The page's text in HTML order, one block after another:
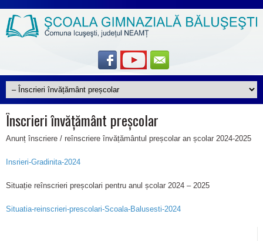
Înscrieri învățământ preșcolar
Anunț înscriere / reînscriere învățământul preșcolar an școlar 2024-2025
Insrieri-Gradinita-2024
Situație reînscrieri preșcolari pentru anul școlar 2024 – 2025
Situatia-reinscrieri-prescolari-Scoala-Balusesti-2024